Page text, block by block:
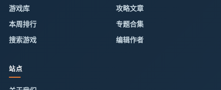
游戏库
本周排行
搜索游戏
攻略文章
专题合集
编辑作者
站点